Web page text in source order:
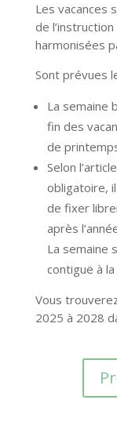
Les vacances
de
harmonisées
Sont prévues
La semaine
fin des
de
Selon
obligatoire,
de fixer
après
La semaine
contiguë à
Vous
2025 à 2028